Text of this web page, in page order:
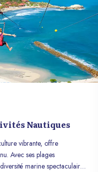
Nautiques
vibrante, offre
Avec ses plages
marine spectaculaire,